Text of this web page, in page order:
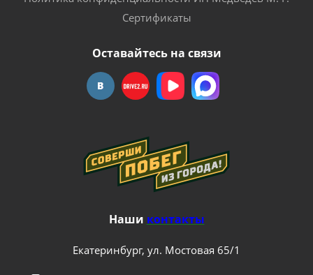
Сертификаты
Оставайтесь на связи
Наши контакты
Екатеринбург, ул. Мостовая 65/1